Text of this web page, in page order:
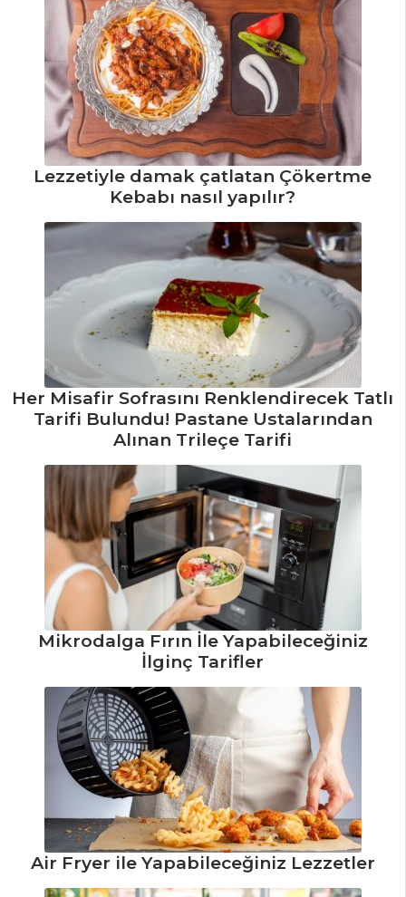
Spaghetti Alle
Vongole Tarifi, Nasıl
Yapılır?
Pilav ve Makarna
Tüm Tarifleri
SALATALAR
Mısırlı Yeşil
Salata Tarifi, Nasıl
Yapılır?
Tavuk Ciğerli
Patates Salatası
Tarifi, Nasıl Yapılır?
Beyaz Lahana
Salatası Tarifi, Nasıl
Yapılır?
Tarifleri
MASTERCHEF
Altın
Yumurtlayan
Tavuk Tarifi, Nasıl
Yapılır?
Tarifi, Nasıl Yapılır?
Survivor Tarifi,
Nasıl Yapılır?
Masterchef Tüm
Tarifleri
Lezzetiyle damak çatlatan Çökertme
Kebabı nasıl yapılır?
Her Misafir Sofrasını Renklendirecek Tatlı
Tarifi Bulundu! Pastane Ustalarından
Alınan Trileçe Tarifi
Mikrodalga Fırın İle Yapabileceğiniz
İlginç Tarifler
Air Fryer ile Yapabileceğiniz Lezzetler